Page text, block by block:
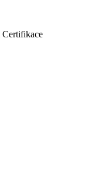
Certifikace